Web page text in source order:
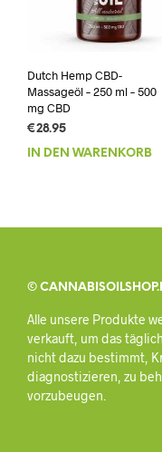
Dutch Hemp CBD-
Massageöl – 250 ml – 500
mg CBD
€28.95
IN DEN WARENKORB
©
Alle unsere Produkte
verkauft, um das
nicht dazu bestimmt,
diagnostizieren, zu
vorzubeugen.